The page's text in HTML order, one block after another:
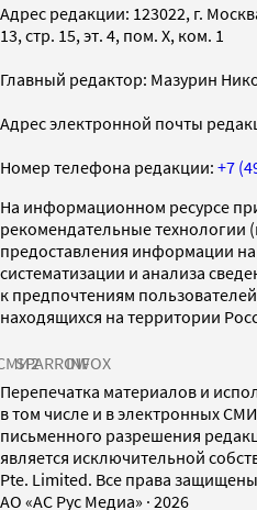
Адрес редакции: 123022, г.
13, стр. 15, эт. 4, пом. X, ком. 1
Главный редактор: Мазурин
Адрес электронной почты
Номер телефона редакции: +7
На информационном ресурсе
рекомендательные
предоставления информации
систематизации и анализа
к предпочтениям
находящихся на территории
SPARROWINFOX
Перепечатка материалов и
в том числе и в электронных
письменного разрешения
является исключительной
Pte. Limited. Все права
AO «АС Рус Медиа» · 2026